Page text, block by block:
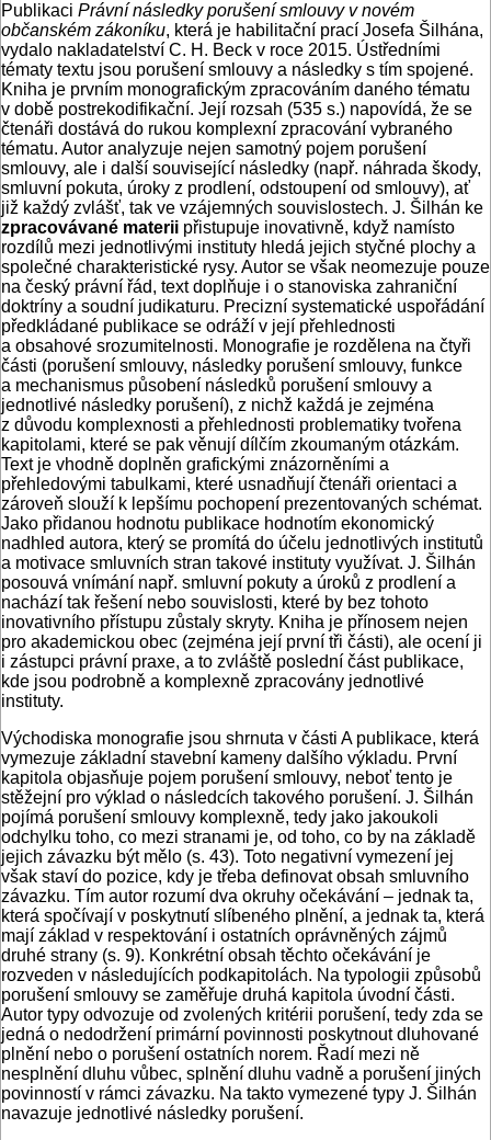
Publikaci Právní následky porušení smlouvy v novém
občanském zákoníku, která je habilitační prací Josefa Šilhána,
vydalo nakladatelství C. H. Beck v roce 2015. Ústředními
tématy textu jsou porušení smlouvy a následky s tím spojené.
Kniha je prvním monografickým zpracováním daného tématu
v době postrekodifikační. Její rozsah (535 s.) napovídá, že se
čtenáři dostává do rukou komplexní zpracování vybraného
tématu. Autor analyzuje nejen samotný pojem porušení
smlouvy, ale i další související následky (např. náhrada škody,
smluvní pokuta, úroky z prodlení, odstoupení od smlouvy), ať
již každý zvlášť, tak ve vzájemných souvislostech. J. Šilhán ke
zpracovávané materii přistupuje inovativně, když namísto
rozdílů mezi jednotlivými instituty hledá jejich styčné plochy a
společné charakteristické rysy. Autor se však neomezuje pouze
na český právní řád, text doplňuje i o stanoviska zahraniční
doktríny a soudní judikaturu. Precizní systematické uspořádání
předkládané publikace se odráží v její přehlednosti
a obsahové srozumitelnosti. Monografie je rozdělena na čtyři
části (porušení smlouvy, následky porušení smlouvy, funkce
a mechanismus působení následků porušení smlouvy a
jednotlivé následky porušení), z nichž každá je zejména
z důvodu komplexnosti a přehlednosti problematiky tvořena
kapitolami, které se pak věnují dílčím zkoumaným otázkám.
Text je vhodně doplněn grafickými znázorněními a
přehledovými tabulkami, které usnadňují čtenáři orientaci a
zároveň slouží k lepšímu pochopení prezentovaných schémat.
Jako přidanou hodnotu publikace hodnotím ekonomický
nadhled autora, který se promítá do účelu jednotlivých institutů
a motivace smluvních stran takové instituty využívat. J. Šilhán
posouvá vnímání např. smluvní pokuty a úroků z prodlení a
nachází tak řešení nebo souvislosti, které by bez tohoto
inovativního přístupu zůstaly skryty. Kniha je přínosem nejen
pro akademickou obec (zejména její první tři části), ale ocení ji
i zástupci právní praxe, a to zvláště poslední část publikace,
kde jsou podrobně a komplexně zpracovány jednotlivé
instituty.
Východiska monografie jsou shrnuta v části A publikace, která
vymezuje základní stavební kameny dalšího výkladu. První
kapitola objasňuje pojem porušení smlouvy, neboť tento je
stěžejní pro výklad o následcích takového porušení. J. Šilhán
pojímá porušení smlouvy komplexně, tedy jako jakoukoli
odchylku toho, co mezi stranami je, od toho, co by na základě
jejich závazku být mělo (s. 43). Toto negativní vymezení jej
však staví do pozice, kdy je třeba definovat obsah smluvního
závazku. Tím autor rozumí dva okruhy očekávání – jednak ta,
která spočívají v poskytnutí slíbeného plnění, a jednak ta, která
mají základ v respektování i ostatních oprávněných zájmů
druhé strany (s. 9). Konkrétní obsah těchto očekávání je
rozveden v následujících podkapitolách. Na typologii způsobů
porušení smlouvy se zaměřuje druhá kapitola úvodní části.
Autor typy odvozuje od zvolených kritérii porušení, tedy zda se
jedná o nedodržení primární povinnosti poskytnout dluhované
plnění nebo o porušení ostatních norem. Řadí mezi ně
nesplnění dluhu vůbec, splnění dluhu vadně a porušení jiných
povinností v rámci závazku. Na takto vymezené typy J. Šilhán
navazuje jednotlivé následky porušení.